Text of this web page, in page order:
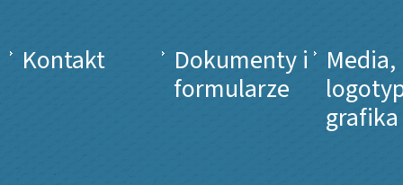
Kontakt
Dokumenty i
formularze
Media,
grafika